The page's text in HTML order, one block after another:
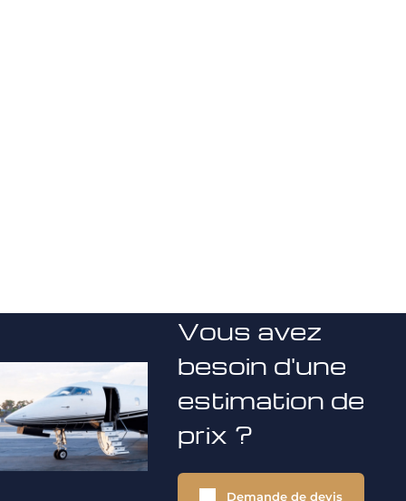
Vous avez
besoin d'une
estimation de
prix ?
Demande de devis